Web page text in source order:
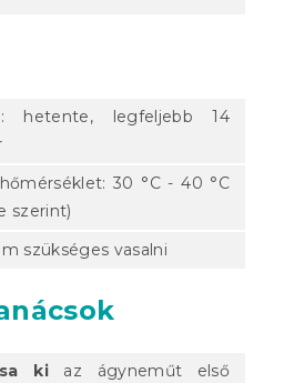
hetente, legfeljebb 14
30 °C - 40 °C
szerint)
szükséges vasalni
kiaz ágyneműt első